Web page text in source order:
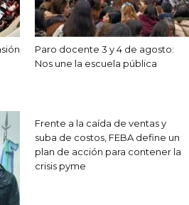
Paro docente 3 y 4 de agosto:
Nos une la escuela pública
Frente a la caída de ventas y
suba de costos, FEBA define un
plan de acción para contener la
crisis pyme